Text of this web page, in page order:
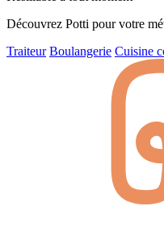
Découvrez Potti pour votre
Traiteur Boulangerie Cuisine